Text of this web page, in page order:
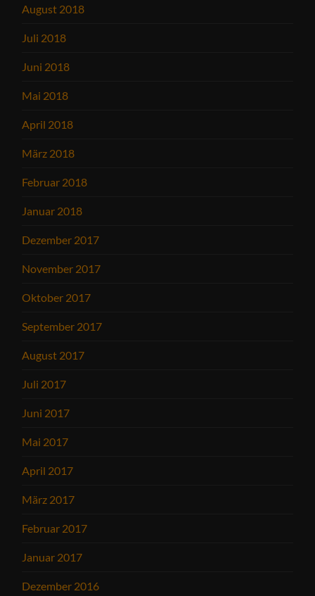
August 2018
Juli 2018
Juni 2018
Mai 2018
April 2018
März 2018
Februar 2018
Januar 2018
Dezember 2017
November 2017
Oktober 2017
September 2017
August 2017
Juli 2017
Juni 2017
Mai 2017
April 2017
März 2017
Februar 2017
Januar 2017
Dezember 2016